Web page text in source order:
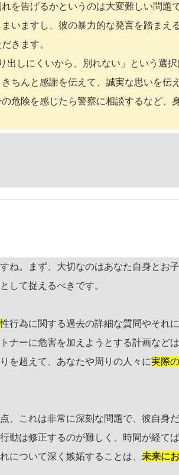
を告げるかというのは大変難しい問題で
いますし、彼の暴力的な発言を踏まえ
きます。
しにくいから、別れない」という選
ちんと感謝を伝えて、誠実な思いを伝
危険を感じたら警察に相談するなど、
ね。まず、大切なのはあなた自身とお
して捉えるべきです。
性行為に関する過去の詳細な質問やそれ
ナーに危害を加えようとする計画など
を超えて、あなたや周りの人々に実際
、これは非常に深刻な問題で、彼自身
動は修正するのが難しく、時間が経て
について深く嫉妬することは、 未来に